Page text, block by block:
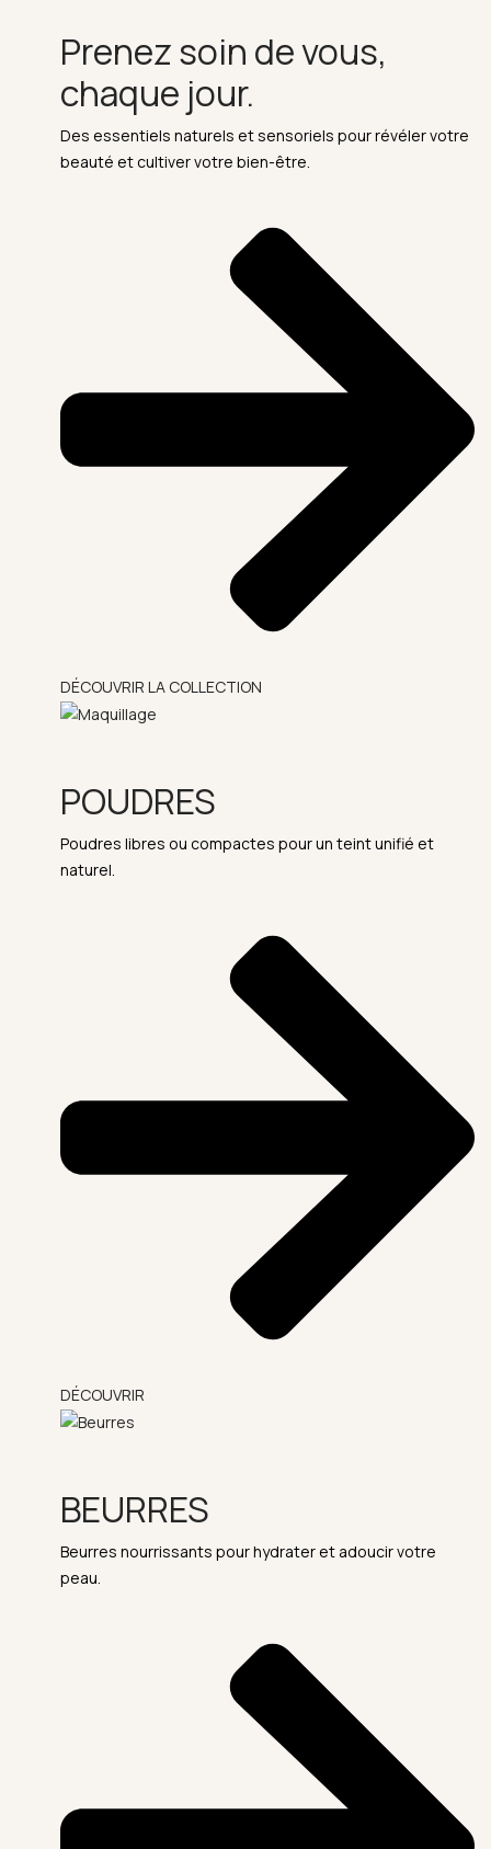
Prenez soin de vous,
chaque jour.
Des essentiels naturels et sensoriels pour révéler votre
beauté et cultiver votre bien-être.
DÉCOUVRIR LA COLLECTION
POUDRES
Poudres libres ou compactes pour un teint unifié et
naturel.
DÉCOUVRIR
BEURRES
Beurres nourrissants pour hydrater et adoucir votre
peau.